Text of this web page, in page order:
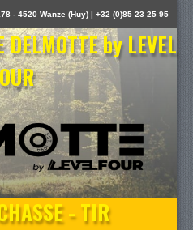
- 4520 Wanze (Huy) | +32 (0)85 23 25 95
DELMOTTE by LEVEL
- TIR